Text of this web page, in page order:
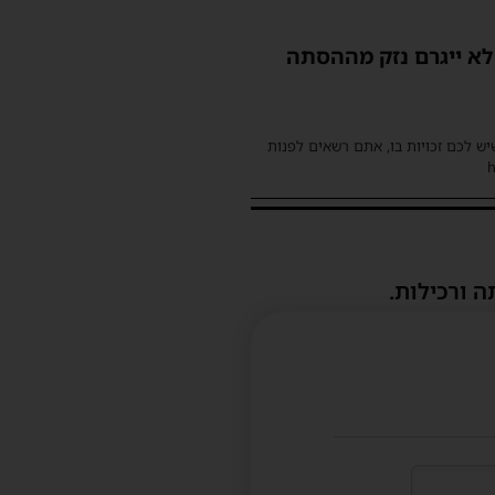
ייגרם נזק מההסתה
לכם זכויות בו, אתם רשאים לפנות
ורכילות.